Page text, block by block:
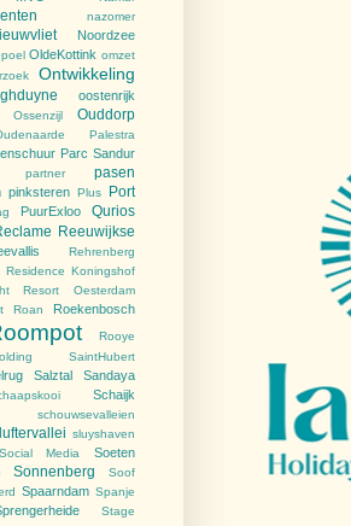
nazomer
Noordzee
OldeKottink omzet
Ontwikkeling
oostenrijk
Ossenzijl Ouddorp
Palestra
Parc Sandur
partner pasen
pinksteren Plus
Port
PuurExloo Qurios
Reeuwijkse
Rehrenberg
Residence Koningshof
Resort Oesterdam
Roan Roekenbosch
Rooye
SaintHubert
Salztal Sandaya
Schaijk
schouwsevalleien
sluyshaven
Social Media
Soeten
Sonnenberg
Soof
Spaarndam Spanje
Stage